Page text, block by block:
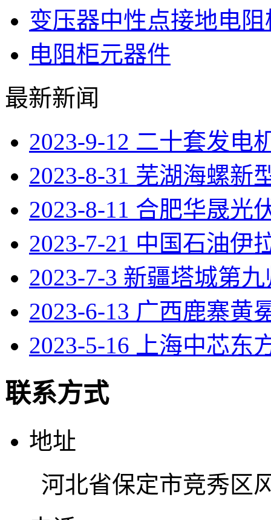
变压器中性点接地电阻
电阻柜元器件
最新新闻
2023-9-12 二十套发电
2023-8-31 芜湖海螺新
2023-8-11 合肥华晟光
2023-7-21 中国石油伊
2023-7-3 新疆塔城第
2023-6-13 广西鹿寨黄
2023-5-16 上海中芯东
联系方式
地址
河北省保定市竞秀区